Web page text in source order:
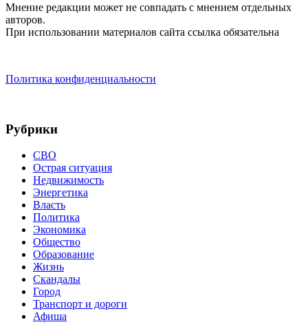
Мнение редакции может не совпадать с мнением отдельных
авторов.
При использовании материалов сайта ссылка обязательна
Политика конфиденциальности
Рубрики
СВО
Острая ситуация
Недвижимость
Энергетика
Власть
Политика
Экономика
Общество
Образование
Жизнь
Скандалы
Город
Транспорт и дороги
Афиша